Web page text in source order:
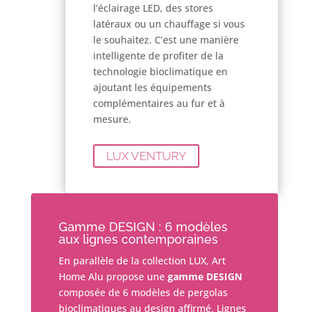
l’éclairage LED, des stores
latéraux ou un chauffage si vous
le souhaitez. C’est une manière
intelligente de profiter de la
technologie bioclimatique en
ajoutant les équipements
complémentaires au fur et à
mesure.
LUX VENTURY
Gamme DESIGN : 6 modèles
aux lignes contemporaines
En parallèle de la collection LUX, Art
Home Alu propose une gamme DESIGN
composée de 6 modèles de pergolas
bioclimatiques au design affirmé. Lignes